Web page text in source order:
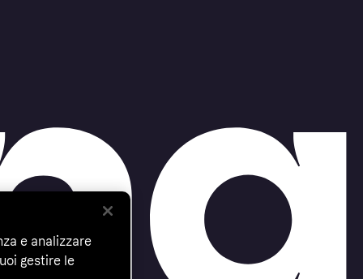
e analizzare
gestire le